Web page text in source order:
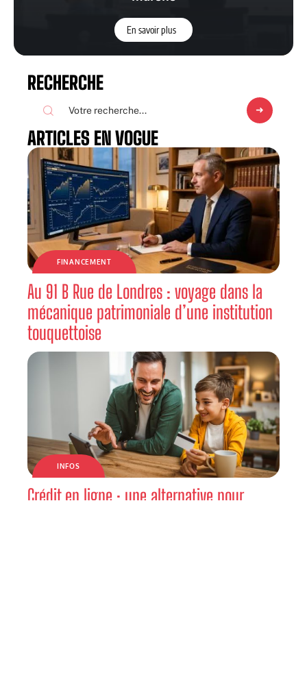
En savoir plus
RECHERCHE
ARTICLES EN VOGUE
FINANCEMENT
Au 91 B Rue de Londres : voyage dans la
mécanique patrimoniale d’une institution
touquettoise
INFOS
Crédit en ligne : une alternative pour